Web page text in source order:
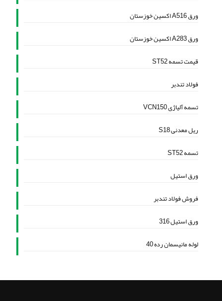
ورق A516 اکسین خوزستان
ورق A283 اکسین خوزستان
قیمت تسمه ST52
فولاد تندبر
تسمه آلیاژی VCN150
ریل معدنی S18
تسمه ST52
ورق استیل
فروش فولاد تندبر
ورق استیل 316
لوله مانیسمان رده 40